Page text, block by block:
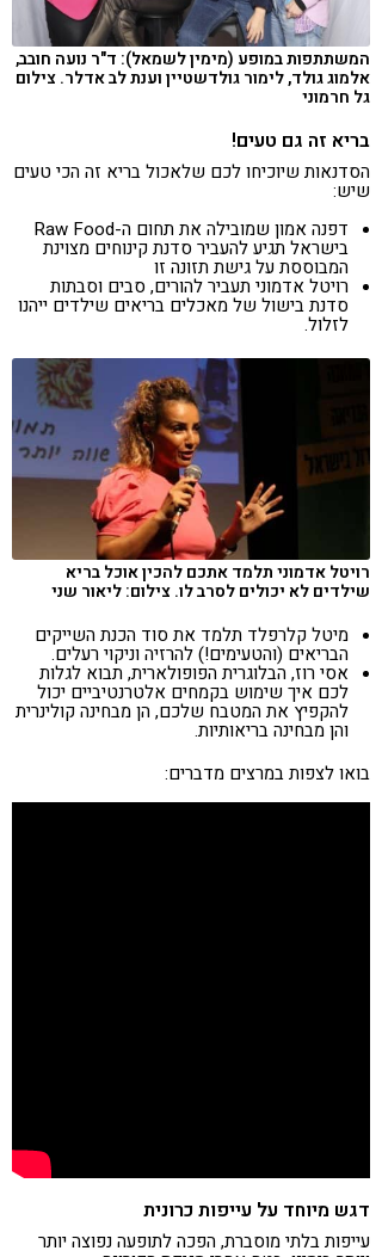
המשתתפות במופע (מימין לשמאל): ד"ר נועה חובב,
אלמוג גולד, לימור גולדשטיין וענת לב אדלר. צילום
גל חרמוני
בריא זה גם טעים!
הסדנאות שיוכיחו לכם שלאכול בריא זה הכי טעים
שיש:
דפנה אמון שמובילה את תחום ה-Raw Food
בישראל תגיע להעביר סדנת קינוחים מצוינת
המבוססת על גישת תזונה זו
רויטל אדמוני תעביר להורים, סבים וסבתות
סדנת בישול של מאכלים בריאים שילדים ייהנו
לזלול.
רויטל אדמוני תלמד אתכם להכין אוכל בריא
שילדים לא יכולים לסרב לו. צילום: ליאור שני
מיטל קלרפלד תלמד את סוד הכנת השייקים
הבריאים (והטעימים!) להרזיה וניקוי רעלים.
אסי רוז, הבלוגרית הפופולארית, תבוא לגלות
לכם איך שימוש בקמחים אלטרנטיביים יכול
להקפיץ את המטבח שלכם, הן מבחינה קולינרית
והן מבחינה בריאותיות.
בואו לצפות במרצים מדברים:
דגש מיוחד על עייפות כרונית
עייפות בלתי מוסברת, הפכה לתופעה נפוצה יותר